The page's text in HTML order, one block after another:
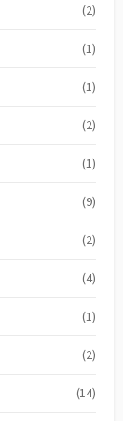
(2)
(1)
(1)
(2)
(1)
(9)
(2)
(4)
(1)
(2)
(14)